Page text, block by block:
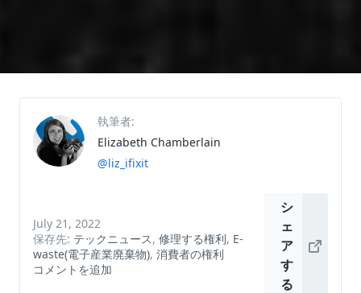
執筆者:
Elizabeth Chamberlain
@liz_ifixit
July 21, 2022
保存先: テックニュース, 修理する権利, E-
waste(電子産業廃棄物), 消費者の権利
コメントを追加
シ
ェ
ア
す
る